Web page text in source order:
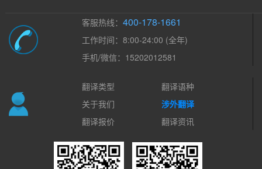
客服热线：400-178-1661
工作时间：8:00-24:00 (全年)
手机/微信：15202012581
翻译类型
翻译语种
关于我们
涉外翻译
翻译报价
翻译资讯